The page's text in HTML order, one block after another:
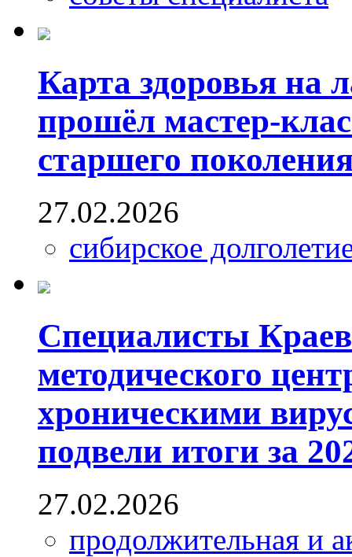
Карта здоровья на
прошёл мастер-
старшего
27.02.2026
сибирское
Специалисты
методического
хроническими
подвели итоги за
27.02.2026
продолжительная и